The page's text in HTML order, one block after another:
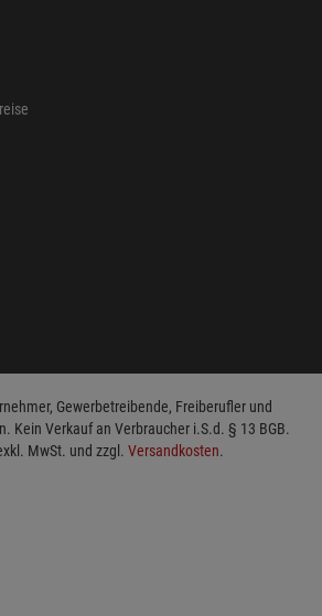
Gewerbetreibende, Freiberufler und
Kein Verkauf an Verbraucher i.S.d. § 13 BGB.
MwSt. und zzgl. Versandkosten.